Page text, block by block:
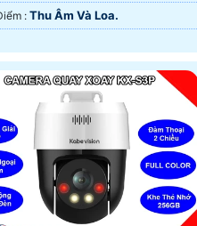
️ლ Ưu Điểm : Thu Âm Và Loa.